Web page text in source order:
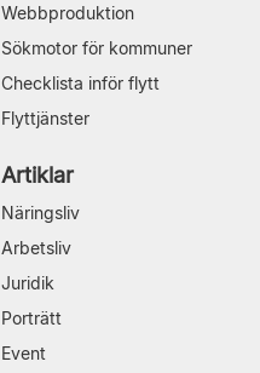
Webbproduktion
Sökmotor för kommuner
Checklista inför flytt
Flyttjänster
Artiklar
Näringsliv
Arbetsliv
Juridik
Porträtt
Event